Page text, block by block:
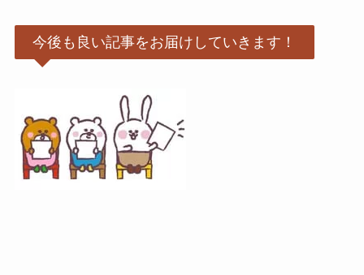
今後も良い記事をお届けしていきます！